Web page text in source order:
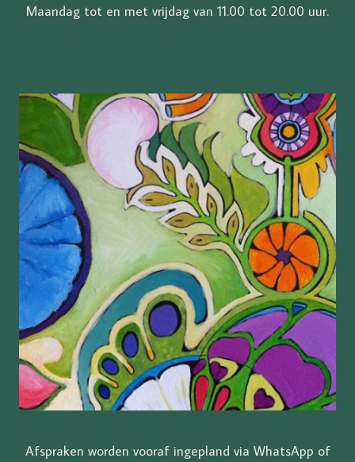
Maandag tot en met vrijdag van 11.00 tot 20.00 uur.
Afspraken worden vooraf ingepland via WhatsApp of